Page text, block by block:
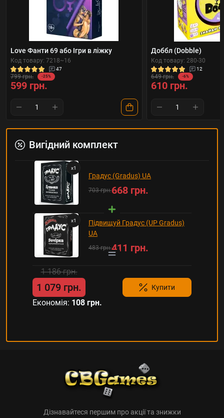
Love Фанти 69 або Ігри в ліжку
Код товару: 7218~16
47
799 грн. -25%
599 грн.
Доббл (Dobble)
Код товару: 280-30
12
649 грн. -6%
610 грн.
Вигідний комплект
x1
Градус (Gradus) UA
703 грн.668 грн.
x1
Підвищуй Градус (UP Gradus)
UA
483 грн.411 грн.
1 186 грн.
1 079 грн.
Економія: 108 грн.
Купити
Дізнавайтеся першим про акції та знижки